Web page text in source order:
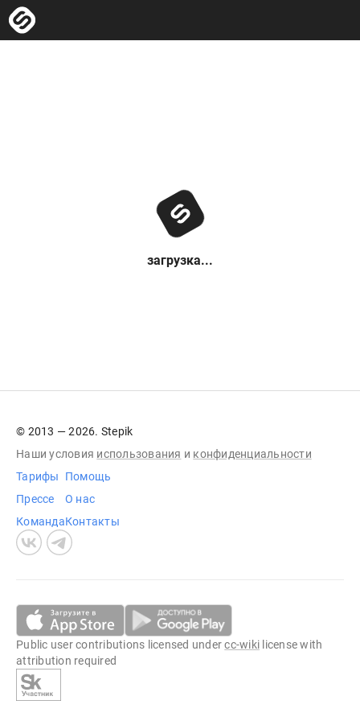
загрузка...
© 2013 — 2026. Stepik
Наши условия использования и конфиденциальности
Тарифы
Прессе
Команда
Помощь
О нас
Контакты
Public user contributions licensed undercc-wiki license with
attribution required